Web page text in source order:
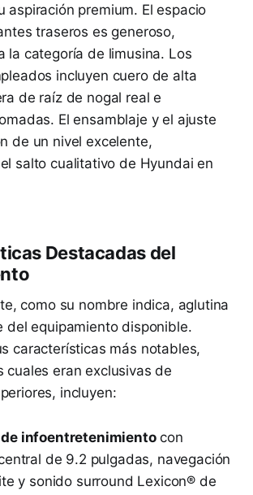
aspiración premium. El espacio
traseros es generoso,
la categoría de limusina. Los
incluyen cuero de alta
de raíz de nogal real e
El ensamblaje y el ajuste
de un nivel excelente,
salto cualitativo de Hyundai en
Destacadas del
como su nombre indica, aglutina
del equipamiento disponible.
características más notables,
cuales eran exclusivas de
incluyen:
infoentretenimientocon
de 9.2 pulgadas, navegación
y sonido surround Lexicon® de